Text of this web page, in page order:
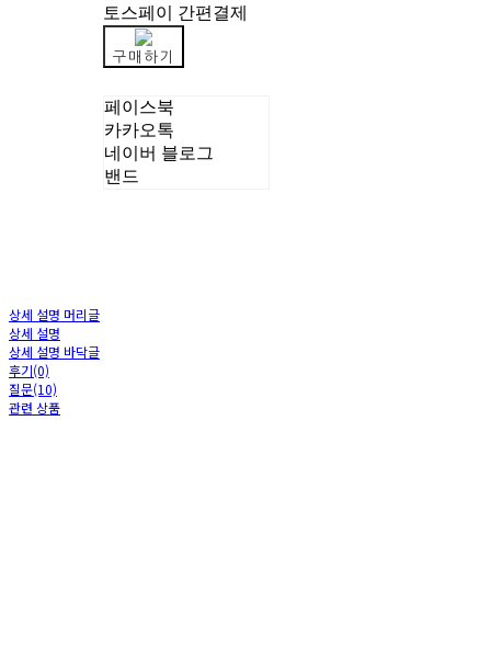
토스페이 간편결제
구매하기
페이스북
카카오톡
네이버 블로그
밴드
상세 설명 머리글
상세 설명
상세 설명 바닥글
후기(0)
질문(10)
관련 상품